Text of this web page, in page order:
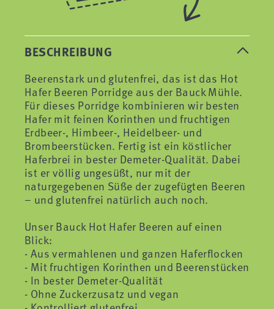
BESCHREIBUNG
Beerenstark und glutenfrei, das ist das Hot
Hafer Beeren Porridge aus der Bauck Mühle.
Für dieses Porridge kombinieren wir besten
Hafer mit feinen Korinthen und fruchtigen
Erdbeer-, Himbeer-, Heidelbeer- und
Brombeerstücken. Fertig ist ein köstlicher
Haferbrei in bester Demeter-Qualität. Dabei
ist er völlig ungesüßt, nur mit der
naturgegebenen Süße der zugefügten Beeren
– und glutenfrei natürlich auch noch.
Unser Bauck Hot Hafer Beeren auf einen
Blick:
- Aus vermahlenen und ganzen Haferflocken
- Mit fruchtigen Korinthen und Beerenstücken
- In bester Demeter-Qualität
- Ohne Zuckerzusatz und vegan